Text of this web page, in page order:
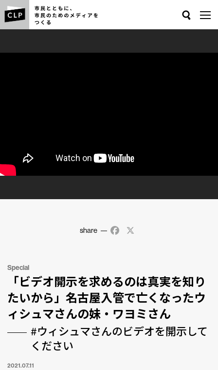
share Facebook
Special
「ビデオ開示を求めるのは真実を知り
たいから」名古屋入管で亡くなったウ
ィシュマさんの妹・ワヨミさん
#ウィシュマさんのビデオを開示して
ください
2021.07.11